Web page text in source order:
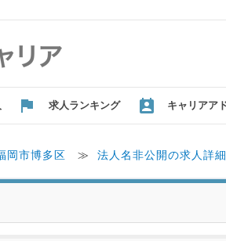
求人ランキング キャリアア
岡市博多区 ≫ 法人名非公開の求人詳細